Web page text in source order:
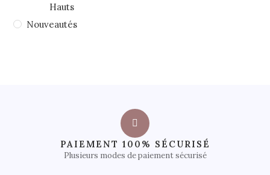
Hauts
Nouveautés
PAIEMENT 100% SÉCURISÉ
Plusieurs modes de paiement sécurisé